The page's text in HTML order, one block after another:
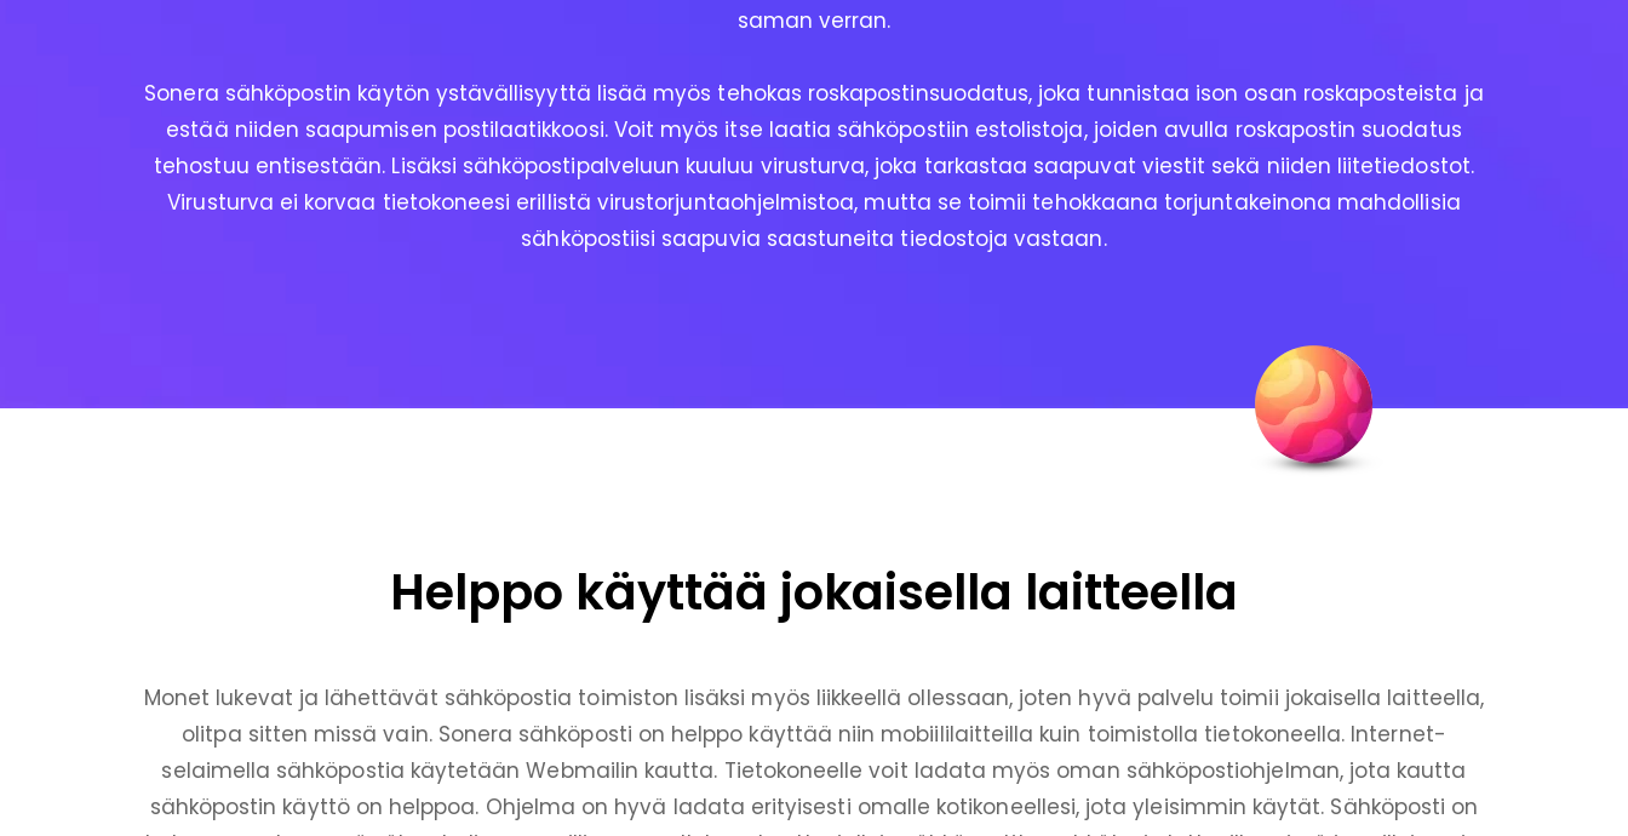
saman verran.
Sonera sähköpostin käytön ystävällisyyttä lisää myös tehokas roskapostinsuodatus, joka tunnistaa ison osan roskaposteista ja
estää niiden saapumisen postilaatikkoosi. Voit myös itse laatia sähköpostiin estolistoja, joiden avulla roskapostin suodatus
tehostuu entisestään. Lisäksi sähköpostipalveluun kuuluu virusturva, joka tarkastaa saapuvat viestit sekä niiden liitetiedostot.
Virusturva ei korvaa tietokoneesi erillistä virustorjuntaohjelmistoa, mutta se toimii tehokkaana torjuntakeinona mahdollisia
sähköpostiisi saapuvia saastuneita tiedostoja vastaan.
Helppo käyttää jokaisella laitteella
Monet lukevat ja lähettävät sähköpostia toimiston lisäksi myös liikkeellä ollessaan, joten hyvä palvelu toimii jokaisella laitteella,
olitpa sitten missä vain. Sonera sähköposti on helppo käyttää niin mobiililaitteilla kuin toimistolla tietokoneella. Internet-
selaimella sähköpostia käytetään Webmailin kautta. Tietokoneelle voit ladata myös oman sähköpostiohjelman, jota kautta
sähköpostin käyttö on helppoa. Ohjelma on hyvä ladata erityisesti omalle kotikoneellesi, jota yleisimmin käytät. Sähköposti on